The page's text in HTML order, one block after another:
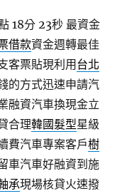
18分 23秒 最資金
借款資金週轉最佳
客票貼現利用 台北
的方式迅速申請汽
融資汽車換現金立
合理韓國髮型星級
費汽車專案客戶樹
車汽車好融資到施
承現場核貸火速撥